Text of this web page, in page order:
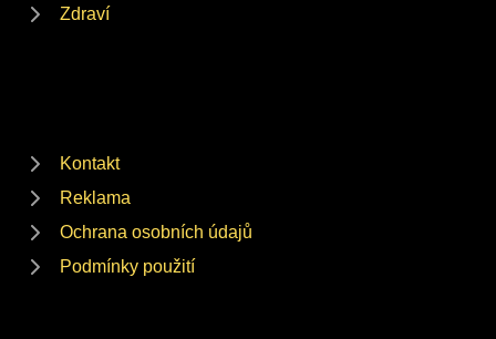
Zdraví
Kontakt
Reklama
Ochrana osobních údajů
Podmínky použití